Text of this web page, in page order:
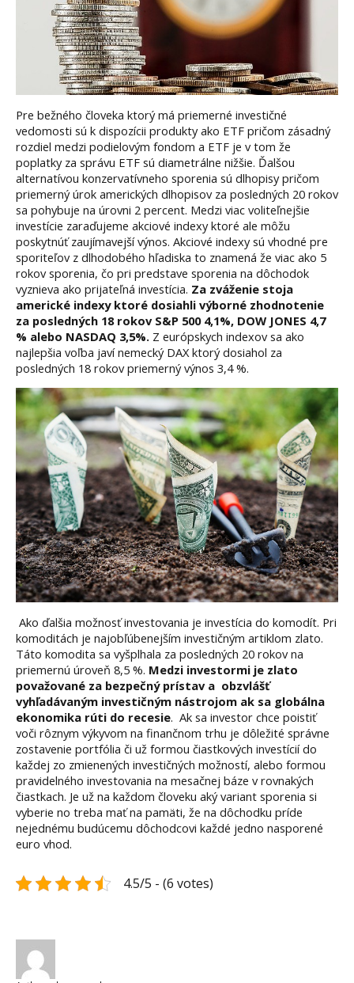
Pre bežného človeka ktorý má priemerné investičné
vedomosti sú k dispozícii produkty ako ETF pričom zásadný
rozdiel medzi podielovým fondom a ETF je v tom že
poplatky za správu ETF sú diametrálne nižšie. Ďalšou
alternatívou konzervatívneho sporenia sú dlhopisy pričom
priemerný úrok amerických dlhopisov za posledných 20 rokov
sa pohybuje na úrovni 2 percent. Medzi viac voliteľnejšie
investície zaraďujeme akciové indexy ktoré ale môžu
poskytnúť zaujímavejší výnos. Akciové indexy sú vhodné pre
sporiteľov z dlhodobého hľadiska to znamená že viac ako 5
rokov sporenia, čo pri predstave sporenia na dôchodok
vyznieva ako prijateľná investícia. Za zváženie stoja
americké indexy ktoré dosiahli výborné zhodnotenie
za posledných 18 rokov S&P 500 4,1%, DOW JONES 4,7
% alebo NASDAQ 3,5%. Z európskych indexov sa ako
najlepšia voľba javí nemecký DAX ktorý dosiahol za
posledných 18 rokov priemerný výnos 3,4 %.
Ako ďalšia možnosť investovania je investícia do komodít. Pri
komoditách je najobľúbenejším investičným artiklom zlato.
Táto komodita sa vyšplhala za posledných 20 rokov na
priemernú úroveň 8,5 %. Medzi investormi je zlato
považované za bezpečný prístav a obzvlášť
vyhľadávaným investičným nástrojom ak sa globálna
ekonomika rúti do recesie. Ak sa investor chce poistiť
voči rôznym výkyvom na finančnom trhu je dôležité správne
zostavenie portfólia či už formou čiastkových investícií do
každej zo zmienených investičných možností, alebo formou
pravidelného investovania na mesačnej báze v rovnakých
čiastkach. Je už na každom človeku aký variant sporenia si
vyberie no treba mať na pamäti, že na dôchodku príde
nejednému budúcemu dôchodcovi každé jedno nasporené
euro vhod.
4.5/5 - (6 votes)